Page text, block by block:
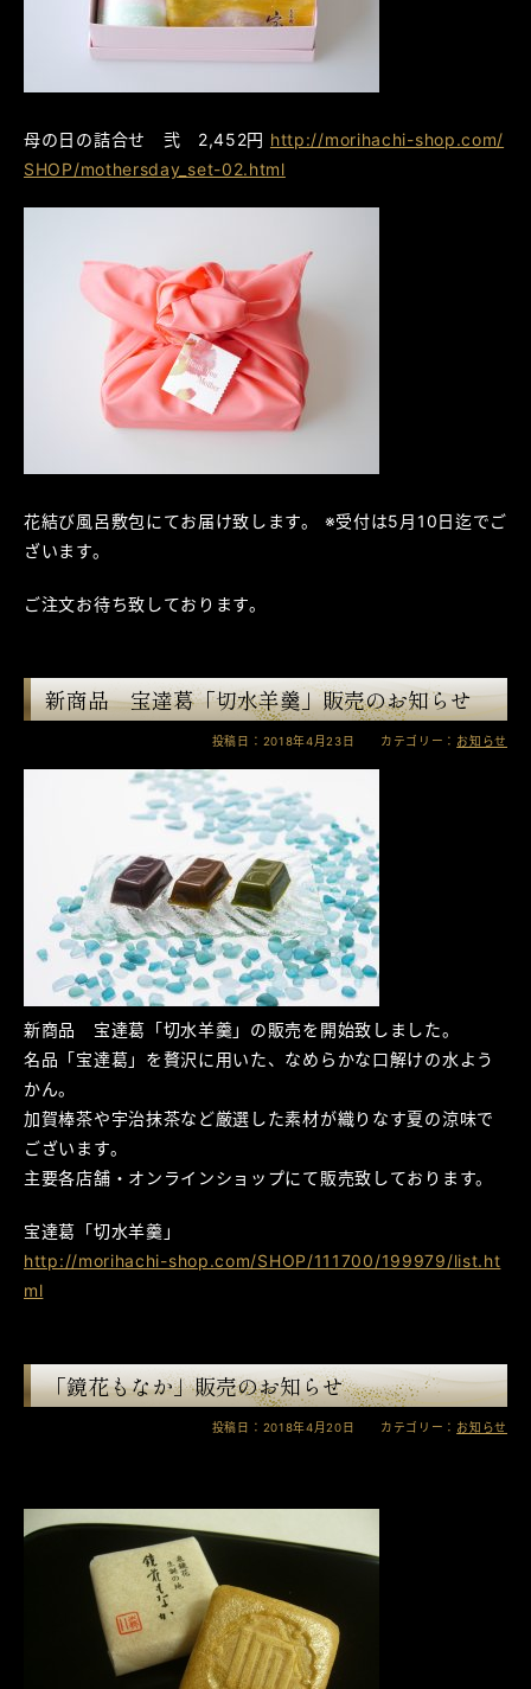
母の日の詰合せ 弐 2,452円 http://morihachi-shop.com/
SHOP/mothersday_set-02.html
花結び風呂敷包にてお届け致します。 ※受付は5月10日迄でご
ざいます。
ご注文お待ち致しております。
新商品 宝達葛「切水羊羹」販売のお知らせ
投稿日：2018年4月23日 カテゴリー： お知らせ
新商品 宝達葛「切水羊羹」の販売を開始致しました。
名品「宝達葛」を贅沢に用いた、なめらかな口解けの水よう
かん。
加賀棒茶や宇治抹茶など厳選した素材が織りなす夏の涼味で
ございます。
主要各店舗・オンラインショップにて販売致しております。
宝達葛「切水羊羹」
http://morihachi-shop.com/SHOP/111700/199979/list.ht
ml
「鏡花もなか」販売のお知らせ
投稿日：2018年4月20日 カテゴリー： お知らせ